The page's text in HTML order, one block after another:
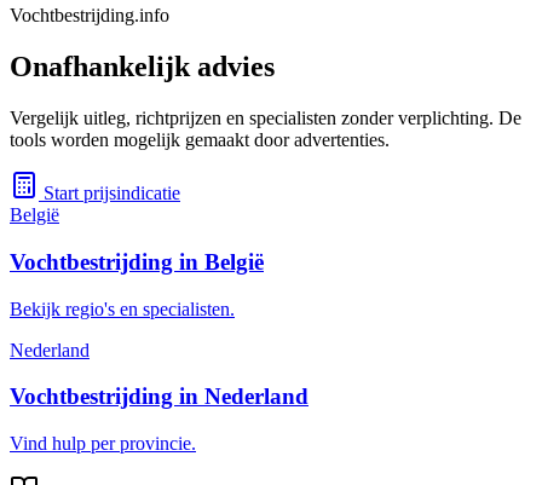
Vochtbestrijding.info
Onafhankelijk advies
Vergelijk uitleg, richtprijzen en specialisten zonder verplichting. De
tools worden mogelijk gemaakt door advertenties.
Start prijsindicatie
België
Vochtbestrijding in België
Bekijk regio's en specialisten.
Nederland
Vochtbestrijding in Nederland
Vind hulp per provincie.